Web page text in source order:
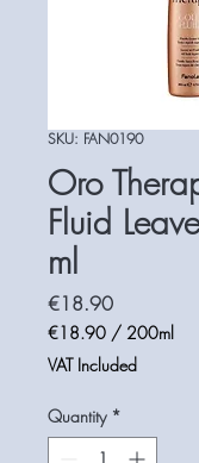
SKU: FAN0190
Oro
Fluid
ml
€18.90Price
€18.90 / 200ml
€18.90
per
Milliliters
VAT Included
Quantity *